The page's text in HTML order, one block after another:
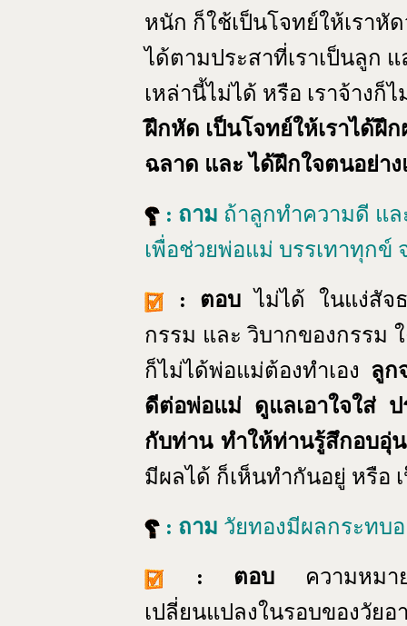
หนัก ก็ใช้เป็นโจทย์ให้เราหั
ได้ตามประสาที่เราเป็นลูก
เหล่านี้ไม่ได้ หรือ เราจ้างก็
ฝึกหัด เป็นโจทย์ให้เราได้ฝึ
ฉลาด และ ได้ฝึกใจตนอย่าง
: ถาม ถ้าลูกทำความดี แ
เพื่อช่วยพ่อแม่ บรรเทาทุกข์
: ตอบไม่ได้ ในแง่สัจ
กรรม และ วิบากของกรรม
ก็ไม่ได้พ่อแม่ต้องทำเอง ลูก
ดีต่อพ่อแม่ ดูแลเอาใจใส่
กับท่าน ทำให้ท่านรู้สึกอบ
มีผลได้ ก็เห็นทำกันอยู่ หรือ
: ถาม วัยทองมีผลกระทบ
: ตอบ ความหม
เปลี่ยนแปลงในรอบของวัย